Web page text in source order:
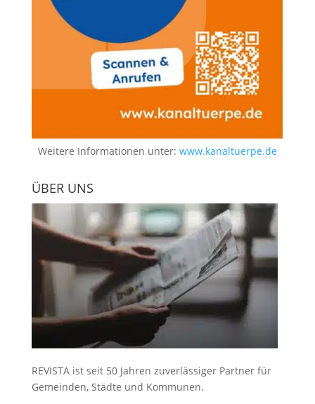
Weitere Informationen unter: www.kanaltuerpe.de
ÜBER UNS
REVISTA ist seit 50 Jahren zuverlässiger Partner für
Gemeinden, Städte und Kommunen.